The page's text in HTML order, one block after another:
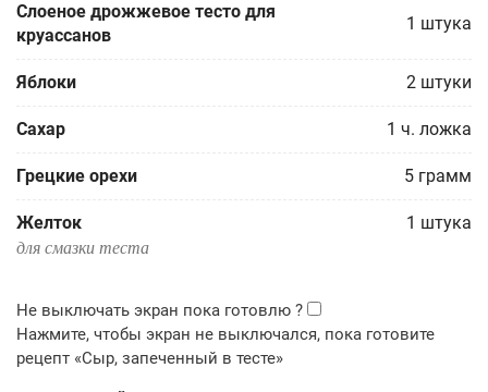
Слоеное дрожжевое тесто для
круассанов
1 штука
Яблоки 2 штуки
Сахар 1 ч. ложка
Грецкие орехи 5 грамм
Желток 1 штука
для смазки теста